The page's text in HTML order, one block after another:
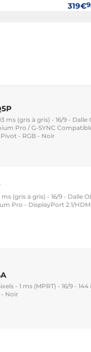
319€
ms (gris à gris) - 16/9 -
Pro / G-SYNC
- RGB - Noir
(gris à gris) - 16/9 - Dalle
Pro - DisplayPort 2.1/
- 1 ms (MPRT) - 16/9 - 144
- Noir